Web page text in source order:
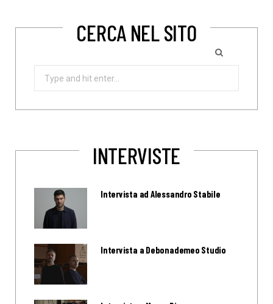
CERCA NEL SITO
INTERVISTE
Intervista ad Alessandro Stabile
Intervista a Debonademeo Studio